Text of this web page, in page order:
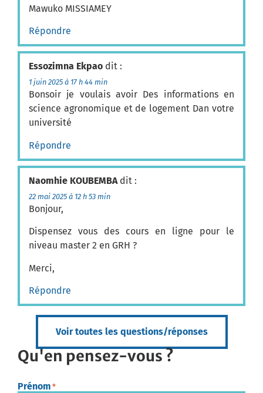
Mawuko MISSIAMEY
Répondre
Essozimna Ekpao dit :
1 juin 2025 à 17 h 44 min
Bonsoir je voulais avoir Des informations en
science agronomique et de logement Dan votre
université
Répondre
Naomhie KOUBEMBA dit :
22 mai 2025 à 12 h 53 min
Bonjour,
Dispensez vous des cours en ligne pour le
niveau master 2 en GRH ?
Merci,
Répondre
Voir toutes les questions/réponses
Qu'en pensez-vous ?
Prénom *